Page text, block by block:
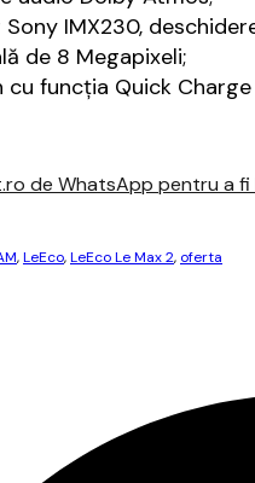
Sony IMX230,
de 8 Megapixeli;
funcţia Quick
de WhatsApp pentru a
,LeEco,LeEco Le Max 2, oferta